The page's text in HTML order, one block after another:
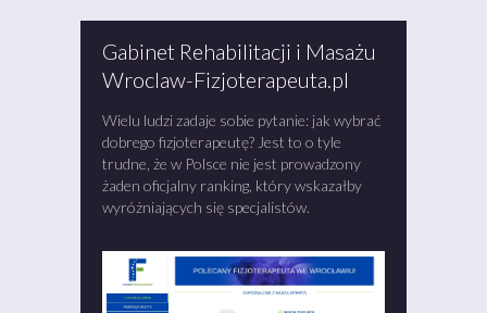
Gabinet Rehabilitacji i Masażu
Wroclaw-Fizjoterapeuta.pl
Wielu ludzi zadaje sobie pytanie: jak wybrać
dobrego fizjoterapeutę? Jest to o tyle
trudne, że w Polsce nie jest prowadzony
żaden oficjalny ranking, który wskazałby
wyróżniających się specjalistów.